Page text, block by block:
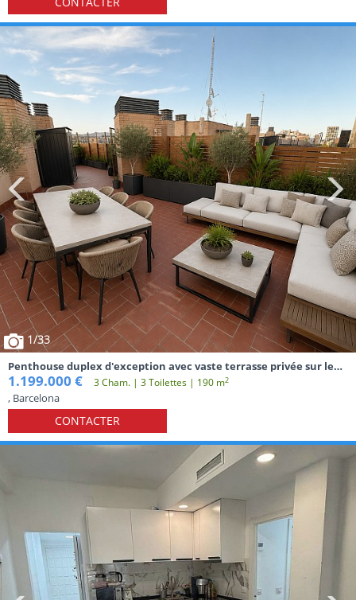
1/33
Penthouse duplex d'exception avec vaste terrasse privée sur le
toit à Poblenou
1.199.000 € 3 Cham. | 3 Toilettes | 190 m2
, Barcelona
CONTACTER